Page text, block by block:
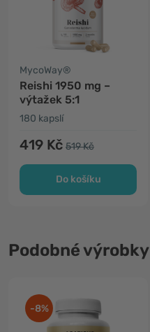
MycoWay®
Reishi 1950 mg –
výtažek 5:1
180 kapslí
419 Kč 519 Kč
Do košíku
Podobné výrobky
-8%